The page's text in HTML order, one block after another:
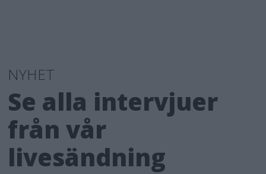
NYHET
Se alla intervjuer
från vår
livesändning